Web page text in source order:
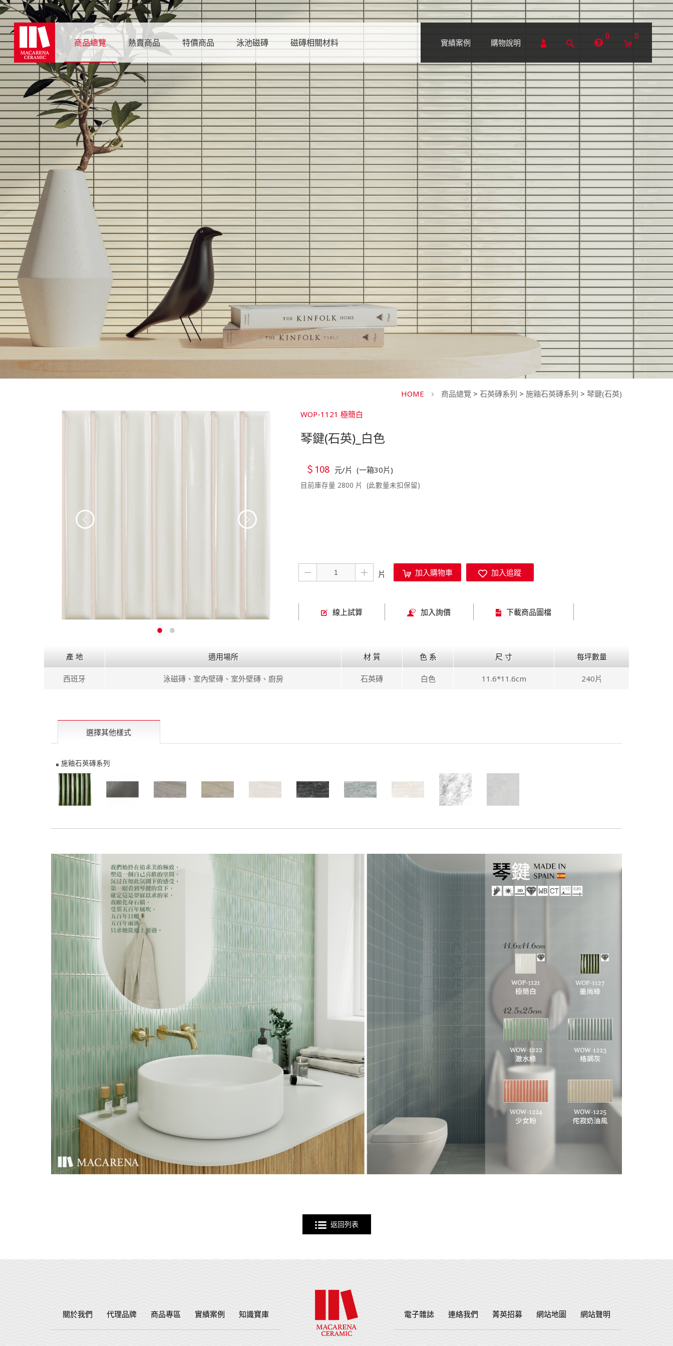
商品總覽 熱賣商品 特價商品 泳池磁磚 磁磚相關材料 實績案例 購物說明
0 0
HOME 商品總覽 > 石英磚系列 > 施釉石英磚系列 > 琴鍵(石英)
WOP-1121 極簡白
琴鍵(石英)_白色
＄108 元/片 (一箱30片)
目前庫存量 2800 片 (此數量未扣保留)
加入購物車 加入追蹤
線上試算 加入詢價 下載商品圖檔
產 地 適用場所 材 質 色 系 尺 寸 每坪數量
西班牙 泳磁磚、室內壁磚、室外壁磚、廚房 石英磚 白色 11.6*11.6cm 240片
選擇其他樣式
施釉石英磚系列
返回列表
關於我們 代理品牌 商品專區 實績案例 知識寶庫 電子雜誌 連絡我們 菁英招募 網站地圖 網站聲明